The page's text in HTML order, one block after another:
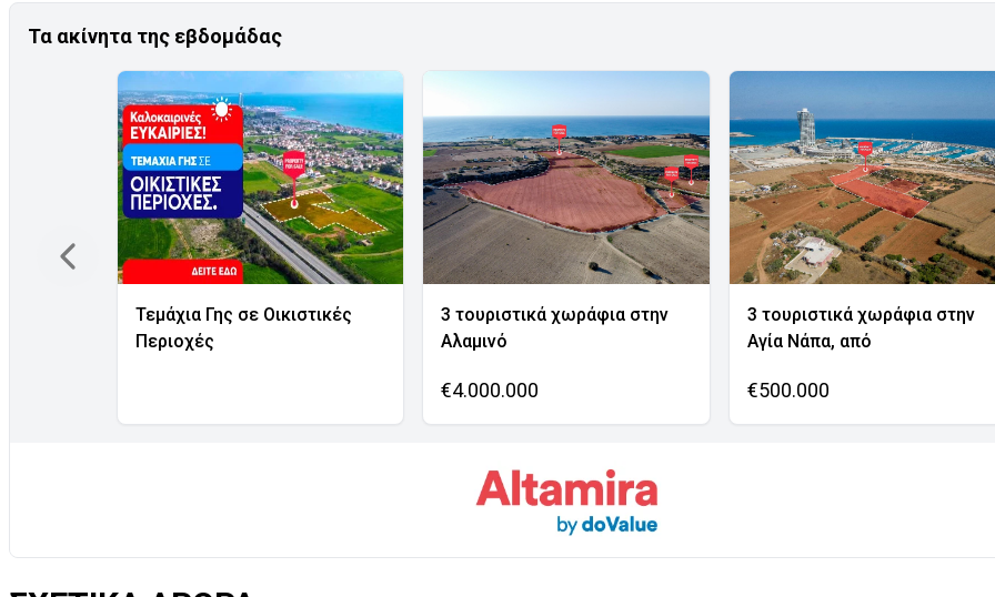
Τα ακίνητα της εβδομάδας
Τεμάχια Γης σε Οικιστικές
Περιοχές
3 τουριστικά χωράφια στην
Αλαμινό
€4.000.000
3 τουριστικά χωράφια στην
Αγία Νάπα, από
€500.000